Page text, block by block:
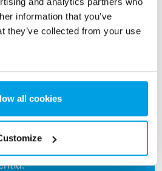
information that you’ve
they’ve collected from your use
all cookies
eget batterivatten
truckar måste
vatten. Det är viktigt att